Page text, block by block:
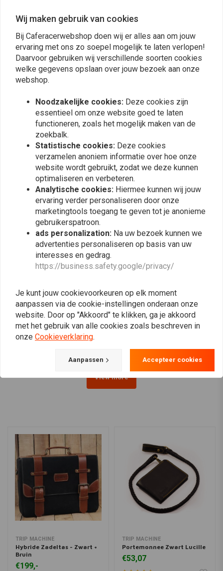
Michael
Super Service super schneller Versand top
Shop
Super
Shop
Plaats ook een review
Vergelijkbare producten
TRIP MACHINE
Gevlochten
sleutelhanger-Tobacco
€28,95
MOTONE
Klassieke Lederen
Sleutelhanger
€16,46
View more
TRIP MACHINE
Hybride Zadeltas - Zwart +
Bruin
€199,-
TRIP MACHINE
Portemonnee Zwart Lucille
€53,07
Wij maken gebruik van cookies
Bij Caferacerwebshop doen wij er alles aan om jouw
ervaring met ons zo soepel mogelijk te laten verlopen!
Daarvoor gebruiken wij verschillende soorten cookies
welke gegevens opslaan over jouw bezoek aan onze
webshop.
Noodzakelijke cookies: Deze cookies zijn
essentieel om onze website goed te laten
functioneren, zoals het mogelijk maken van de
zoekbalk.
Statistische cookies: Deze cookies
verzamelen anoniem informatie over hoe onze
website wordt gebruikt, zodat we deze kunnen
optimaliseren en verbeteren.
Analytische cookies: Hiermee kunnen wij jouw
ervaring verder personaliseren door onze
marketingtools toegang te geven tot je anonieme
gebruikerspatroon.
ads personalization: Na uw bezoek kunnen we
advertenties personaliseren op basis van uw
interesses en gedrag.
https://business.safety.google/privacy/
Je kunt jouw cookievoorkeuren op elk moment
aanpassen via de cookie-instellingen onderaan onze
website. Door op "Akkoord" te klikken, ga je akkoord
met het gebruik van alle cookies zoals beschreven in
onze Cookieverklaring.
Aanpassen Accepteer cookies